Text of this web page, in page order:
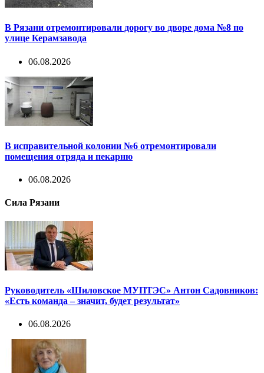
В Рязани отремонтировали дорогу во дворе дома №8 по
улице Керамзавода
06.08.2026
В исправительной колонии №6 отремонтировали
помещения отряда и пекарню
06.08.2026
Сила Рязани
Руководитель «Шиловское МУПТЭС» Антон Садовников:
«Есть команда – значит, будет результат»
06.08.2026